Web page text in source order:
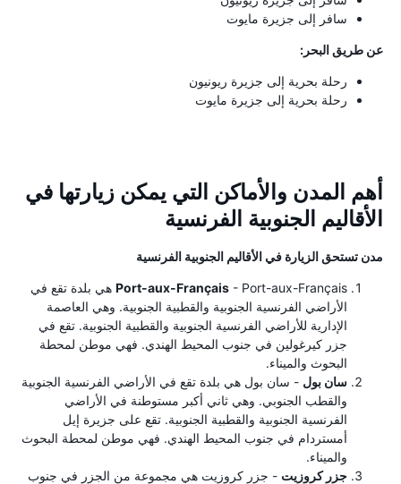
سافر إلى جزيرة مايوت
عن طريق البحر:
رحلة بحرية إلى جزيرة ريونيون
رحلة بحرية إلى جزيرة مايوت
أهم المدن والأماكن التي يمكن زيارتها في
الأقاليم الجنوبية الفرنسية
مدن تستحق الزيارة في الأقاليم الجنوبية الفرنسية
Port-aux-Français - Port-aux-Français هي بلدة تقع في
الأراضي الفرنسية الجنوبية والقطبية الجنوبية. وهي العاصمة
الإدارية للأراضي الفرنسية الجنوبية والقطبية الجنوبية. تقع في
جزر كيرغولين في جنوب المحيط الهندي. فهي موطن لمحطة
البحوث والميناء.
سان بول - سان بول هي بلدة تقع في الأراضي الفرنسية الجنوبية
والقطب الجنوبي. وهي ثاني أكبر مستوطنة في الأراضي
الفرنسية الجنوبية والقطبية الجنوبية. تقع على جزيرة إيل
أمستردام في جنوب المحيط الهندي. فهي موطن لمحطة البحوث
والميناء.
جزر كروزيت - جزر كروزيت هي مجموعة من الجزر في جنوب